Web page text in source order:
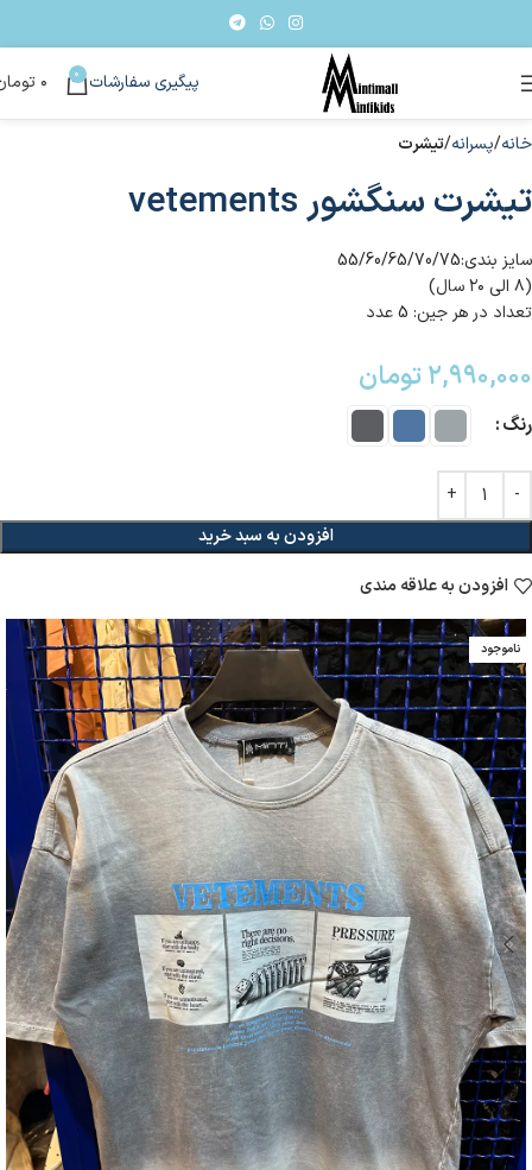
پیگیری سفارشات 0 ۰
خانه پسرانه تیشرت
تیشرت سنگشور vetements
سایز بندی:55/60/65/70/75
(۸ الی ۲۰ سال)
تعداد در هر جین: 5 عدد
۲,۹۹۰,۰۰۰تومان
رنگ
افزودن به سبد خرید
افزودن به علاقه مندی
ناموجود